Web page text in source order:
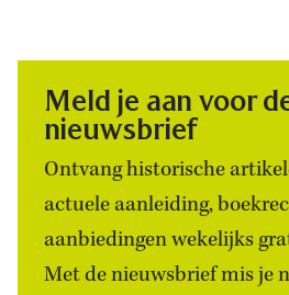
Meld je aan voor
nieuwsbrief
Ontvang historische
actuele aanleiding,
aanbiedingen wekelijks
Met de nieuwsbrief mis je